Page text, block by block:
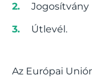
Jogosítvány
Útlevél.
Az Európai